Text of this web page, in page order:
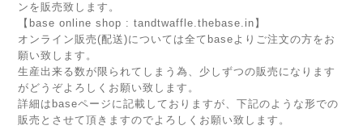
ンを販売致します。
【base online shop : tandtwaffle.thebase.in】
オンライン販売(配送)については全てbaseよりご注文の方をお
願い致します。
生産出来る数が限られてしまう為、少しずつの販売になります
がどうぞよろしくお願い致します。
詳細はbaseページに記載しておりますが、下記のような形での
販売とさせて頂きますのでよろしくお願い致します。